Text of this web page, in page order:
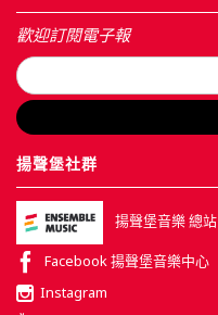
歡迎訂閱電子報
揚聲堡社群
揚聲堡音樂 總站
Facebook 揚聲堡音樂中心
Instagram